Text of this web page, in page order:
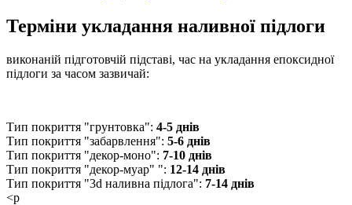
Терміни укладання наливної підлоги
виконаній підготовчій підставі, час на укладання епоксидної
підлоги за часом зазвичай:
Тип покриття "грунтовка": 4-5 днів
Тип покриття "забарвлення": 5-6 днів
Тип покриття "декор-моно": 7-10 днів
Тип покриття "декор-муар" ": 12-14 днів
Тип покриття "3d наливна підлога": 7-14 днів
<p